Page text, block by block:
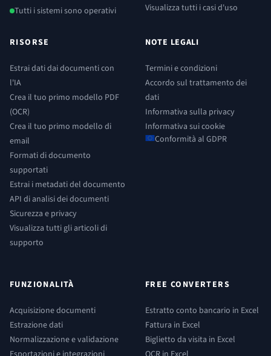
Tutti i sistemi sono operativi
Visualizza tutti i casi d'uso
RISORSE
Estrai dati dai documenti con
l'IA
Crea il tuo primo modello PDF
(OCR)
Crea il tuo primo modello di
email
Formati di documento
supportati
Estrai i metadati del documento
API di analisi dei documenti
Sicurezza e privacy
Visualizza tutti gli articoli di
supporto
NOTE LEGALI
Termini e condizioni
Accordo sul trattamento dei
dati
Informativa sulla privacy
Informativa sui cookie
Conformità al GDPR
FUNZIONALITÀ
Acquisizione documenti
Estrazione dati
Normalizzazione e validazione
FREE CONVERTERS
Estratto conto bancario in Excel
Fattura in Excel
Biglietto da visita in Excel